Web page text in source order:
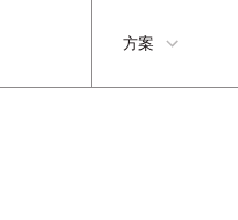
方案